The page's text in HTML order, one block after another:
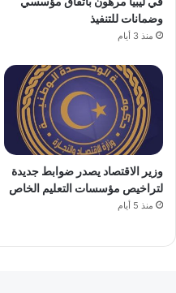
وضمانات للتنفيذ
منذ 3 أيام
وزير الاقتصاد يصدر ضوابط جديدة
لتراخيص مؤسسات التعليم الخاص
منذ 5 أيام